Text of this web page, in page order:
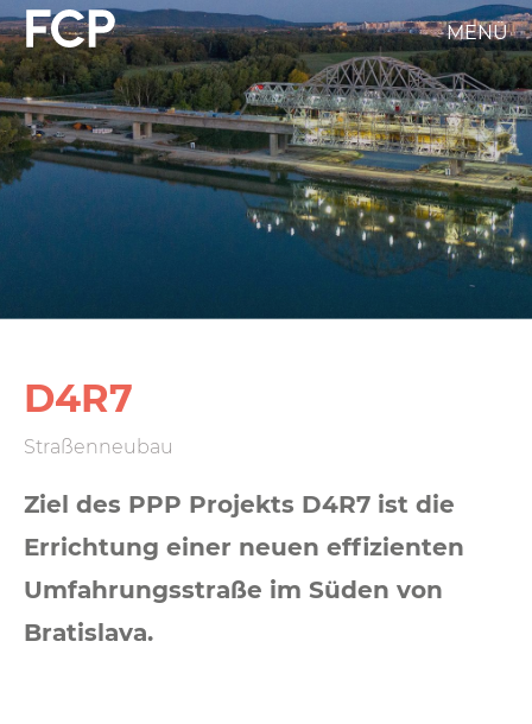
Direkt
zum
Inhalt
FCP
Hauptnavigation
weißes
Logo
MENÜ
D4R7
Straßenneubau
Ziel des PPP Projekts D4R7 ist die
Errichtung einer neuen effizienten
Umfahrungsstraße im Süden von
Bratislava.